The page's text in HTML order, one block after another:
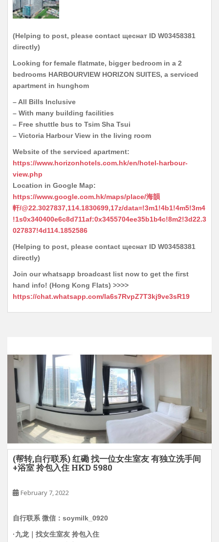
(Helping to post, please contact щеснат ID W03458381
directly)
Looking for female flatmate, bigger bedroom in a 2
bedrooms HARBOURVIEW HORIZON SUITES, a serviced
apartment in hunghom
– All Bills Inclusive
– With many building facilities
– Free shuttle bus to Tsim Sha Tsui
– Victoria Harbour View in the living room
Website of the serviced apartment:
https://www.horizonhotels.com.hk/en/hotel-harbour-
view.php
Location in Google Map:
https://www.google.com.hk/maps/place/海韻
軒/@22.3027837,114.1830699,17z/data=!3m1!4b1!4m5!3m4
!1s0x340400e6c8d711af:0x3455704ee35b1b4c!8m2!3d22.3
027837!4d114.1852586
(Helping to post, please contact щеснат ID W03458381
directly)
Join our whatsapp broadcast list now to get the first
hand info! (Hong Kong Flats) >>>>
https://chat.whatsapp.com/Ia6s7RvpZ7T3kj9ve3sR19
(帮转,自行联系) 红磡 找一位女生室友 有独立洗手间
+浴室 拎包入住 HKD 5980
February 7, 2022
自行联系 微信：soymilk_0920
·九龙｜找女生室友 拎包入住